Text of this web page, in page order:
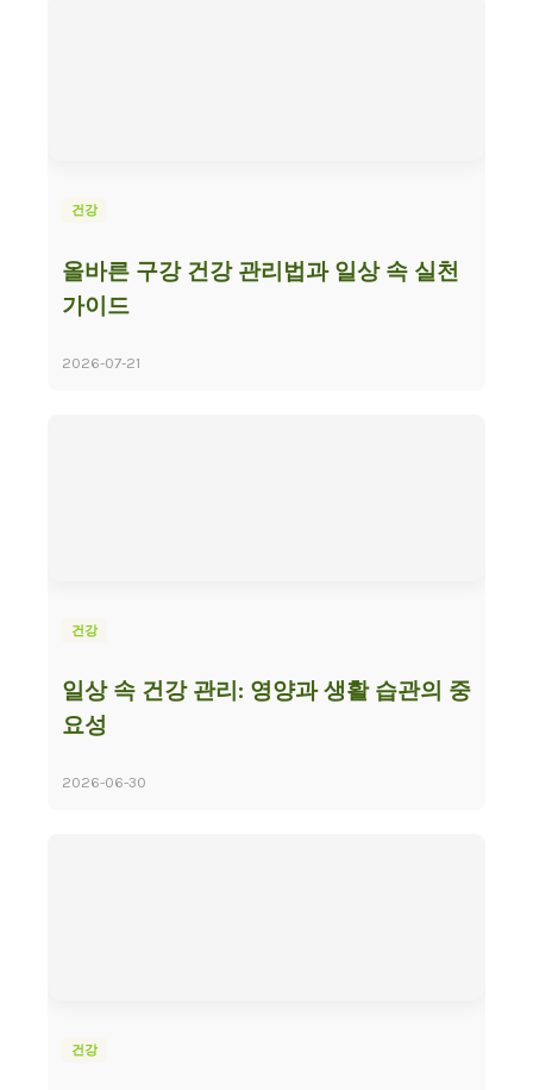
건강
올바른 구강 건강 관리법과 일상 속 실천
가이드
2026-07-21
건강
일상 속 건강 관리: 영양과 생활 습관의 중
요성
2026-06-30
건강